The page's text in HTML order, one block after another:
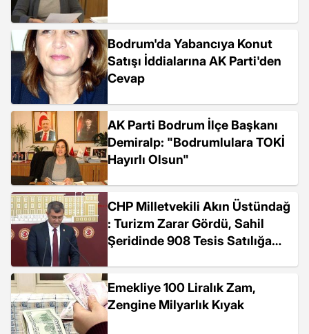
Bodrum'da Yabancıya Konut
Satışı İddialarına AK Parti'den
Cevap
AK Parti Bodrum İlçe Başkanı
Demiralp: "Bodrumlulara TOKİ
Hayırlı Olsun"
CHP Milletvekili Akın Üstündağ
: Turizm Zarar Gördü, Sahil
Şeridinde 908 Tesis Satılığa
Emekliye 100 Liralık Zam,
Zengine Milyarlık Kıyak